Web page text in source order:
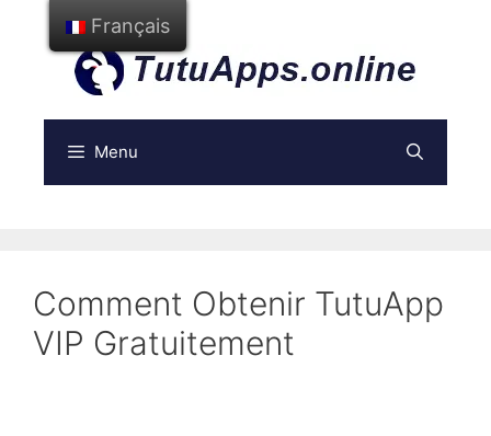
contenu
Menu
Comment Obtenir TutuApp
VIP Gratuitement
Français